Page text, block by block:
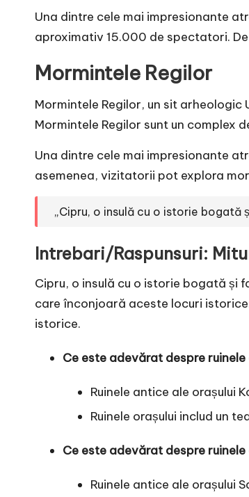
Una dintre cele mai impresionante
aproximativ 15.000 de spectatori.
Mormintele Regilor
Mormintele Regilor, un sit arheologic
Mormintele Regilor sunt un complex
Una dintre cele mai impresionante
asemenea, vizitatorii pot explora
„Cipru, o insulă cu o istorie bogată
Intrebari/Raspunsuri:
Cipru, o insulă cu o istorie bogată și
care înconjoară aceste locuri
istorice.
Ce este adevărat despre
Ruinele antice ale orașului
Ruinele orașului includ un
Ce este adevărat despre
Ruinele antice ale orașului